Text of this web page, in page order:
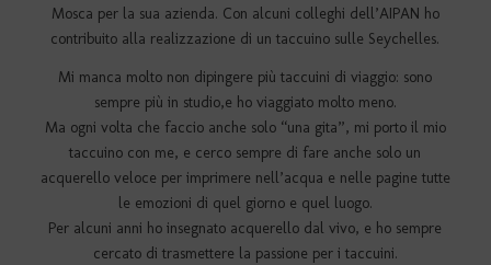
Mosca per la sua azienda. Con alcuni colleghi dell’AIPAN ho
contribuito alla realizzazione di un taccuino sulle Seychelles.
Mi manca molto non dipingere più taccuini di viaggio: sono
sempre più in studio,e ho viaggiato molto meno.
Ma ogni volta che faccio anche solo “una gita”, mi porto il mio
taccuino con me, e cerco sempre di fare anche solo un
acquerello veloce per imprimere nell’acqua e nelle pagine tutte
le emozioni di quel giorno e quel luogo.
Per alcuni anni ho insegnato acquerello dal vivo, e ho sempre
cercato di trasmettere la passione per i taccuini.